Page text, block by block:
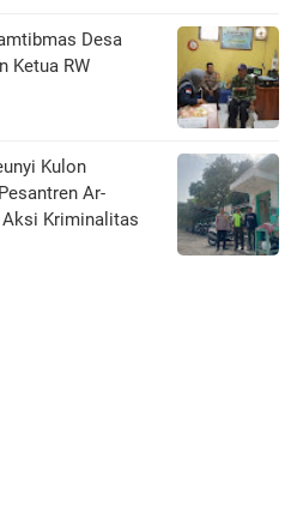
Desa
Ketua RW
Kulon
Ar-
Aksi Kriminalitas